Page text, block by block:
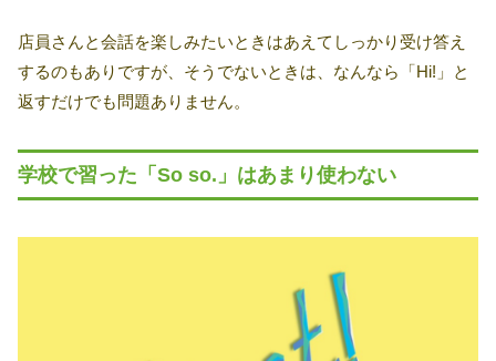
店員さんと会話を楽しみたいときはあえてしっかり受け答え
するのもありですが、そうでないときは、なんなら「Hi!」と
返すだけでも問題ありません。
学校で習った「So so.」はあまり使わない